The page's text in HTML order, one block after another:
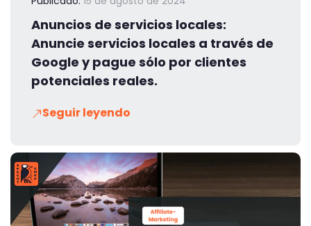
Anuncios de servicios locales:
Anuncie servicios locales a través de
Google y pague sólo por clientes
potenciales reales.
Seguir leyendo